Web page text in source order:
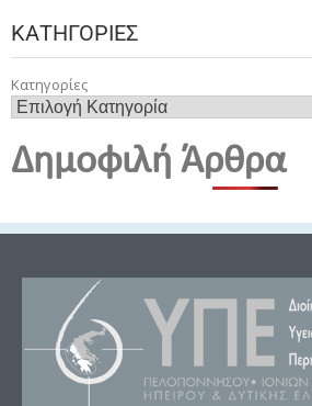
ΚΑΤΗΓΟΡΊΕΣ
Κατηγορίες
Δημοφιλή Άρθρα